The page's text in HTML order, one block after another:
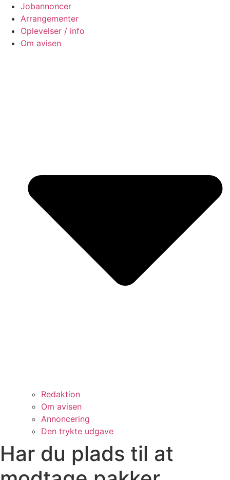
Jobannoncer
Arrangementer
Oplevelser / info
Om avisen
Redaktion
Om avisen
Annoncering
Den trykte udgave
Har du plads til at